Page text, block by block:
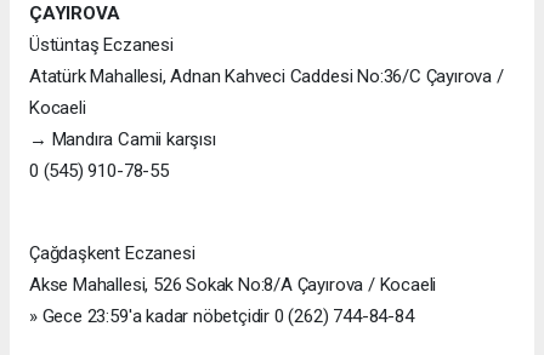
ÇAYIROVA
Üstüntaş Eczanesi
Atatürk Mahallesi, Adnan Kahveci Caddesi No:36/C Çayırova /
Kocaeli
→ Mandıra Camii karşısı
0 (545) 910-78-55
Çağdaşkent Eczanesi
Akse Mahallesi, 526 Sokak No:8/A Çayırova / Kocaeli
» Gece 23:59'a kadar nöbetçidir 0 (262) 744-84-84